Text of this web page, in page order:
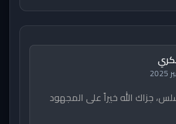
جزاك الله خيراً على المجهود